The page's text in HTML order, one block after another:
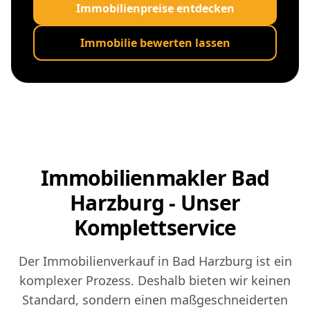
Immobilienpreise entdecken
Immobilie bewerten lassen
Immobilienmakler Bad
Harzburg - Unser
Komplettservice
Der Immobilienverkauf in Bad Harzburg ist ein
komplexer Prozess. Deshalb bieten wir keinen
Standard, sondern einen maßgeschneiderten